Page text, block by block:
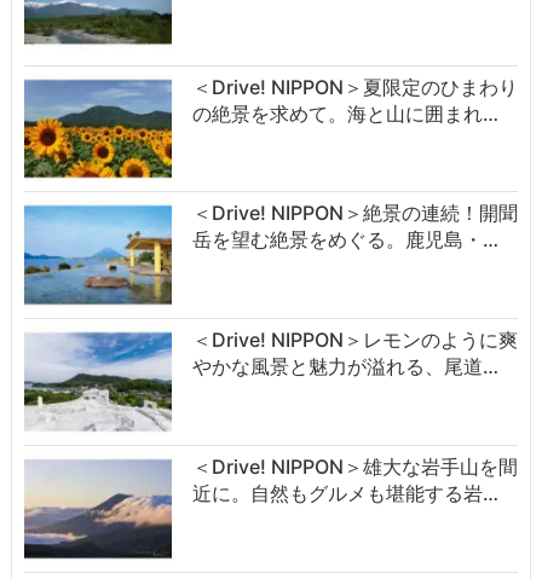
＜Drive! NIPPON＞夏限定のひまわり
の絶景を求めて。海と山に囲まれ…
＜Drive! NIPPON＞絶景の連続！開聞
岳を望む絶景をめぐる。鹿児島・…
＜Drive! NIPPON＞レモンのように爽
やかな風景と魅力が溢れる、尾道…
＜Drive! NIPPON＞雄大な岩手山を間
近に。自然もグルメも堪能する岩…